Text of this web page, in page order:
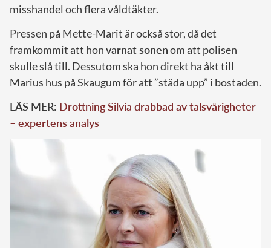
misshandel och flera våldtäkter.
Pressen på Mette-Marit är också stor, då det
framkommit att honvarnat sonenom att polisen
skulle slå till. Dessutom ska hon direkt ha åkt till
Marius hus på Skaugum för att ”städa upp” i bostaden.
LÄS MER: Drottning Silvia drabbad av talsvårigheter
– expertens analys